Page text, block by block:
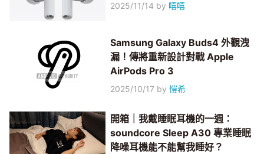
2025/11/14 by 嘻嘻
Samsung Galaxy Buds4 外觀洩
漏！傳將重新設計對戰 Apple
AirPods Pro 3
2025/10/17 by愷希
開箱｜我戴睡眠耳機的一週：
soundcore Sleep A30 專業睡眠
降噪耳機能不能幫我睡好？